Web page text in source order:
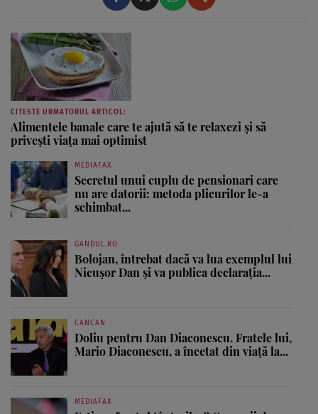
CITESTE URMATORUL ARTICOL:
Alimentele banale care te ajută să te relaxezi şi să
priveşti viaţa mai optimist
MEDIAFAX
Secretul unui cuplu de pensionari care
nu are datorii: metoda plicurilor le-a
schimbat...
GANDUL.RO
Bolojan, întrebat dacă va lua exemplul lui
Nicușor Dan și va publica declarația...
CANCAN
Doliu pentru Dan Diaconescu. Fratele lui,
Mario Diaconescu, a încetat din viață la...
MEDIAFAX